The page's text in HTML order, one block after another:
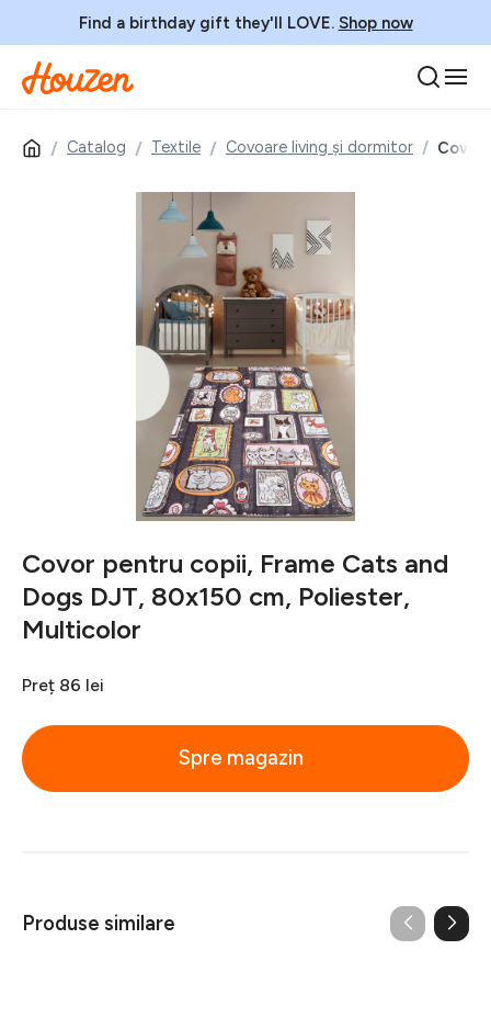
Find a birthday gift they'll LOVE. Shop now
Catalog Textile Covoare living și dormitor
Covor pentru copii, Frame Cats and
Dogs DJT, 80x150 cm, Poliester,
Multicolor
Preț 86 lei
Spre magazin
Produse similare